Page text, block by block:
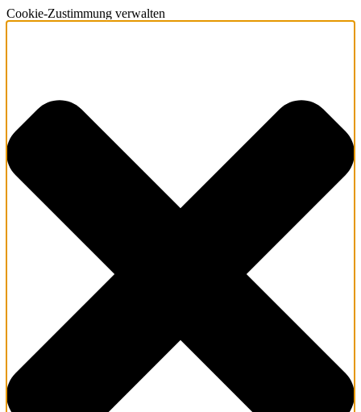
Cookie-Zustimmung verwalten